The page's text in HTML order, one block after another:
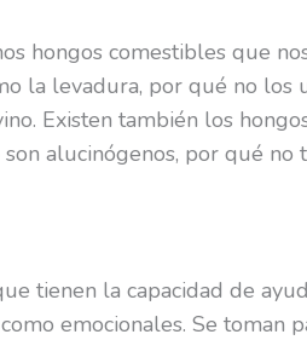
hongos comestibles que
la levadura, por qué no los
Existen también los
alucinógenos, por qué no
tienen la capacidad de
emocionales. Se toman